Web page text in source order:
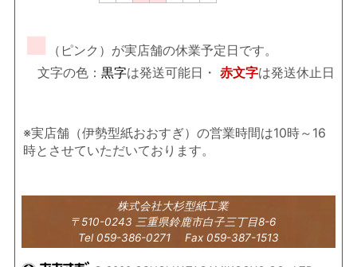
■
（ピンク）が実店舗の休業予定日です。
文字の色： 黒字は発送可能日・ 赤文字は発送休止日
※実店舗（伊勢型紙おおすぎ）の営業時間は10時～16
時とさせていただいております。
株式会社大杉型紙工業
〒510-0243 三重県鈴鹿市白子三丁目8-6
Tel 059-386-0271 Fax 059-387-1513